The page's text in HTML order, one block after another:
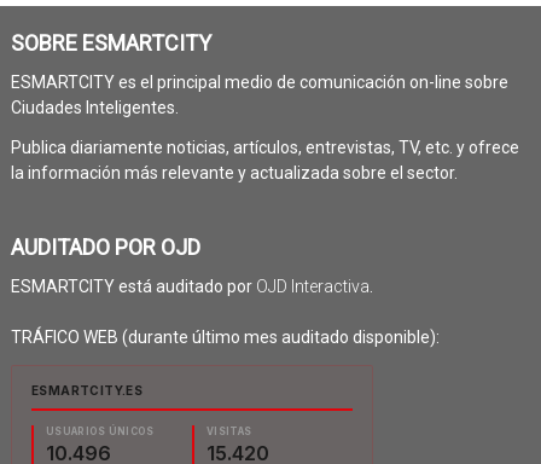
SOBRE ESMARTCITY
ESMARTCITY es el principal medio de comunicación on-line sobre
Ciudades Inteligentes.
Publica diariamente noticias, artículos, entrevistas, TV, etc. y ofrece
la información más relevante y actualizada sobre el sector.
AUDITADO POR OJD
ESMARTCITY está auditado por OJD Interactiva
TRÁFICO WEB (durante último mes auditado disponible):